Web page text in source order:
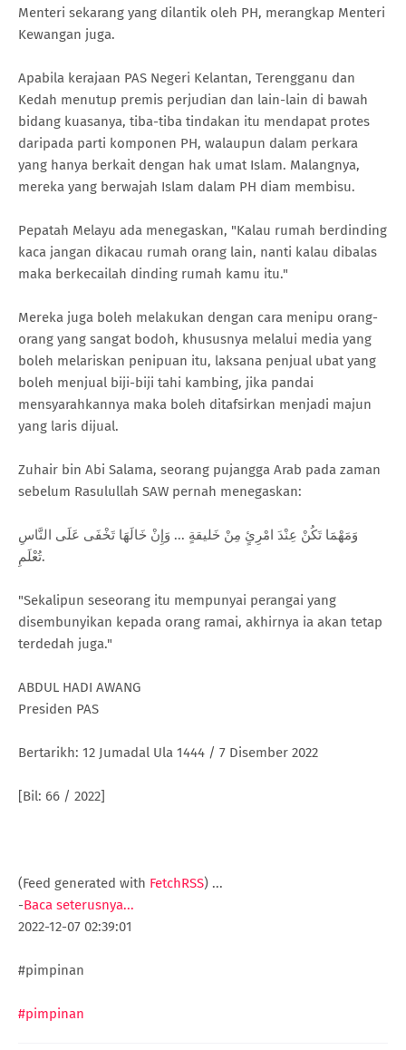
Menteri sekarang yang dilantik oleh PH, merangkap Menteri
Kewangan juga.
Apabila kerajaan PAS Negeri Kelantan, Terengganu dan
Kedah menutup premis perjudian dan lain-lain di bawah
bidang kuasanya, tiba-tiba tindakan itu mendapat protes
daripada parti komponen PH, walaupun dalam perkara
yang hanya berkait dengan hak umat Islam. Malangnya,
mereka yang berwajah Islam dalam PH diam membisu.
Pepatah Melayu ada menegaskan, "Kalau rumah berdinding
kaca jangan dikacau rumah orang lain, nanti kalau dibalas
maka berkecailah dinding rumah kamu itu."
Mereka juga boleh melakukan dengan cara menipu orang-
orang yang sangat bodoh, khususnya melalui media yang
boleh melariskan penipuan itu, laksana penjual ubat yang
boleh menjual biji-biji tahi kambing, jika pandai
mensyarahkannya maka boleh ditafsirkan menjadi majun
yang laris dijual.
Zuhair bin Abi Salama, seorang pujangga Arab pada zaman
sebelum Rasulullah SAW pernah menegaskan:
‌وَمَهْمَا ‌تَكُنْ ‌عِنْدَ ‌امْرِئٍ ‌مِنْ ‌خَليقةٍ ... وَإِنْ خَالَهَا تَخْفَى عَلَى النَّاسِ
تُعْلَمِ.
"Sekalipun seseorang itu mempunyai perangai yang
disembunyikan kepada orang ramai, akhirnya ia akan tetap
terdedah juga."
ABDUL HADI AWANG
Presiden PAS
Bertarikh: 12 Jumadal Ula 1444 / 7 Disember 2022
[Bil: 66 / 2022]
(Feed generated with FetchRSS) ...
-Baca seterusnya...
2022-12-07 02:39:01
#pimpinan
#pimpinan